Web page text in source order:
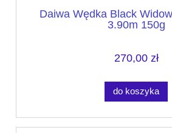
Daiwa Wędka Black
3.90m 150g
270,00 zł
do koszyka